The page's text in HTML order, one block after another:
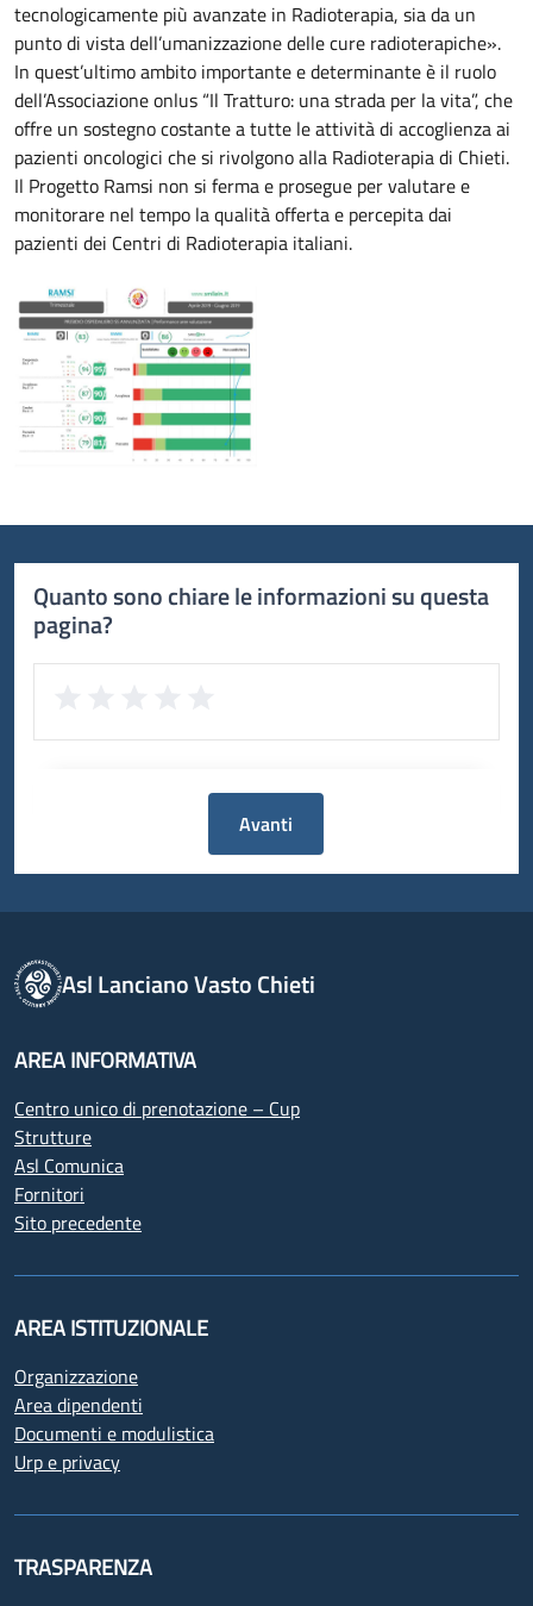
tecnologicamente più avanzate in Radioterapia, sia da un
punto di vista dell’umanizzazione delle cure radioterapiche».
In quest’ultimo ambito importante e determinante è il ruolo
dell’Associazione onlus “Il Tratturo: una strada per la vita”, che
offre un sostegno costante a tutte le attività di accoglienza ai
pazienti oncologici che si rivolgono alla Radioterapia di Chieti.
Il Progetto Ramsi non si ferma e prosegue per valutare e
monitorare nel tempo la qualità offerta e percepita dai
pazienti dei Centri di Radioterapia italiani.
Quanto sono chiare le informazioni su questa
pagina?
Avanti
Asl Lanciano Vasto Chieti
AREA INFORMATIVA
Centro unico di prenotazione – Cup
Strutture
Asl Comunica
Fornitori
Sito precedente
AREA ISTITUZIONALE
Organizzazione
Area dipendenti
Documenti e modulistica
Urp e privacy
TRASPARENZA